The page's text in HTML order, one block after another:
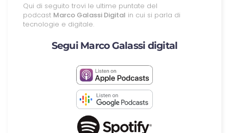
Qui di seguito trovi le ultime puntate del
podcast Marco Galassi Digital in cui si parla di
tecnologie e digitale.
Segui Marco Galassi digital